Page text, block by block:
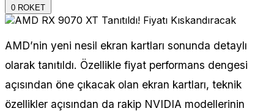
0 ROKET
AMD’nin yeni nesil ekran kartları sonunda detaylı
olarak tanıtıldı. Özellikle fiyat performans dengesi
açısından öne çıkacak olan ekran kartları, teknik
özellikler açısından da rakip NVIDIA modellerinin